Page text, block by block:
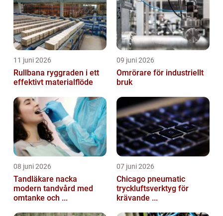
11 juni 2026
Rullbana ryggraden i ett
effektivt materialflöde
09 juni 2026
Omrörare för industriellt
bruk
08 juni 2026
Tandläkare nacka
modern tandvård med
omtanke och ...
07 juni 2026
Chicago pneumatic
tryckluftsverktyg för
krävande ...